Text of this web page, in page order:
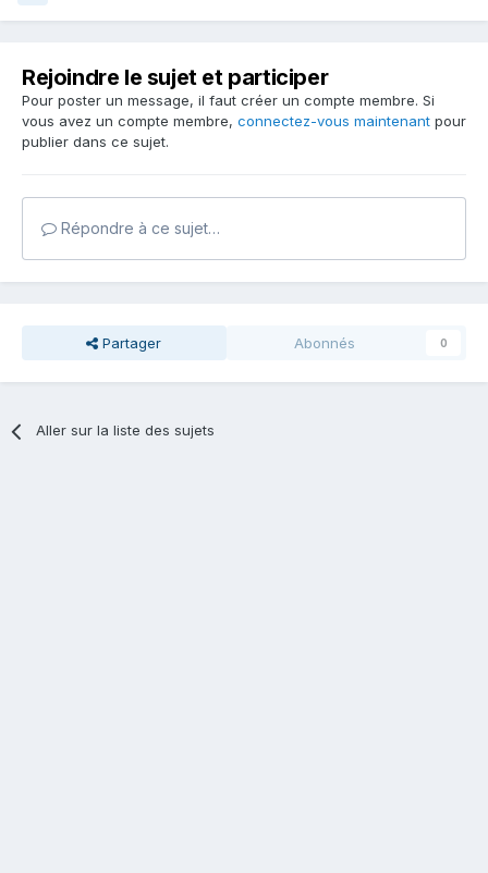
Rejoindre le sujet et participer
Pour poster un message, il faut créer un compte membre. Si
vous avez un compte membre, connectez-vous maintenant pour
publier dans ce sujet.
Répondre à ce sujet…
Partager Abonnés 0
Aller sur la liste des sujets